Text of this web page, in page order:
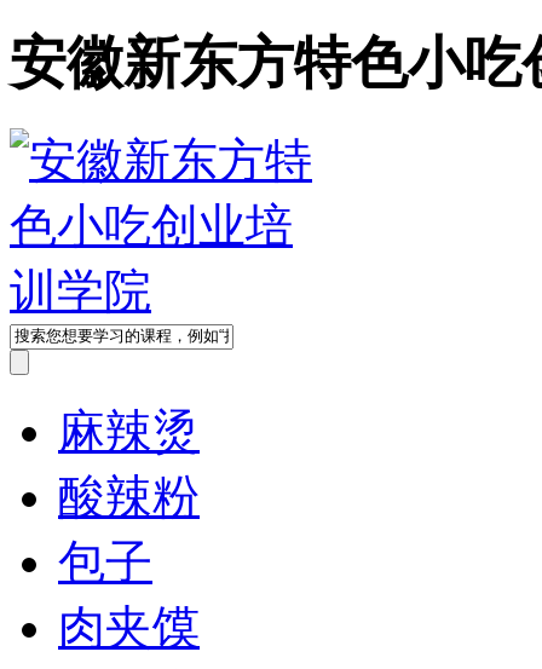
安徽新东方特色小吃
麻辣烫
酸辣粉
包子
肉夹馍